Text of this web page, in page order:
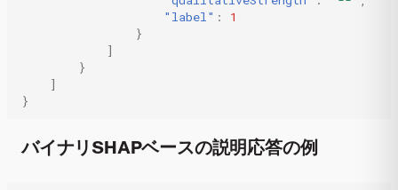
"label" :
1
}
]
}
]
}
バイナリSHAPベースの説明応答の例